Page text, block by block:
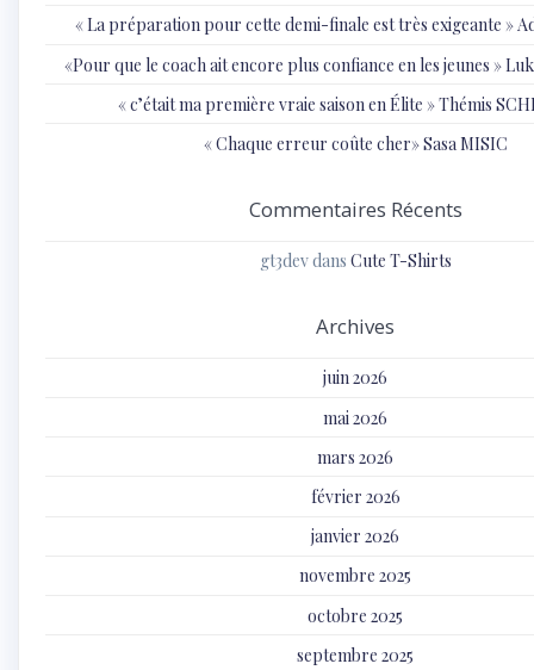
« ⁠La préparation pour cette demi-finale est très exigeante »
«Pour que le coach ait encore plus confiance en les jeunes »
« c’était ma première vraie saison en Élite » Thémis
« Chaque erreur coûte cher» Sasa MISIC
Commentaires Récents
gt3devdans Cute T-Shirts
Archives
juin 2026
mai 2026
mars 2026
février 2026
janvier 2026
novembre 2025
octobre 2025
septembre 2025